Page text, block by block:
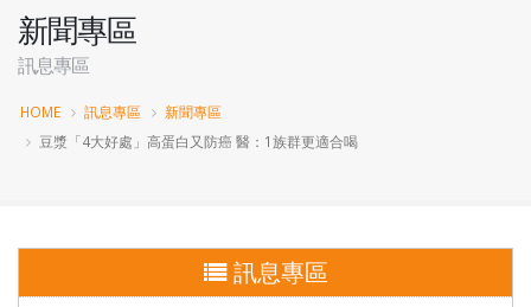
新聞專區
訊息專區
HOME 訊息專區
新聞專區
豆漿「4大好處」高蛋白又防癌 醫：1族群更適合喝
訊息專區